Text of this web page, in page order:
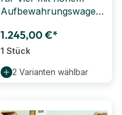
Aufbewahrungswagen,
wählbar
1.245,00 €*
1 Stück
2 Varianten wählbar